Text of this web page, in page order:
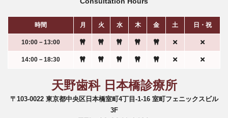
時間 月 火 水 木 金 土 日・祝
10:00－13:00
14:00－18:30
天野歯科 日本橋診療所
〒103-0022 東京都中央区日本橋室町4丁目-1-16 室町フェニックスビル
3F